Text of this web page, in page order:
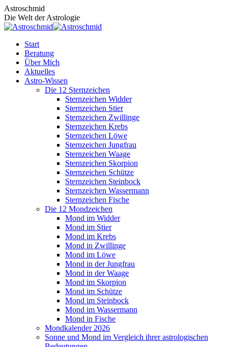
Zum
Inhalt
springen
Astroschmid
Die Welt der Astrologie
Start
Beratung
Über Mich
Aktuelles
Astro-Wissen
Die 12 Sternzeichen
Sternzeichen Widder
Sternzeichen Stier
Sternzeichen Zwillinge
Sternzeichen Krebs
Sternzeichen Löwe
Sternzeichen Jungfrau
Sternzeichen Waage
Sternzeichen Skorpion
Sternzeichen Schütze
Sternzeichen Steinbock
Sternzeichen Wassermann
Sternzeichen Fische
Die 12 Mondzeichen
Mond im Widder
Mond im Stier
Mond im Krebs
Mond in Zwillinge
Mond im Löwe
Mond in der Jungfrau
Mond in der Waage
Mond im Skorpion
Mond im Schütze
Mond im Steinbock
Mond im Wassermann
Mond in Fische
Mondkalender 2026
Sonne und Mond im Vergleich ihrer astrologischen